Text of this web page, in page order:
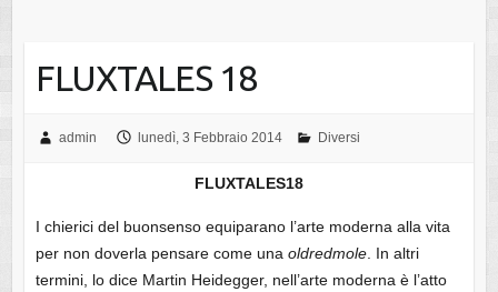
FLUXTALES 18
admin lunedì, 3 Febbraio 2014 Diversi
FLUXTALES18
I chierici del buonsenso equiparano l’arte moderna alla vita
per non doverla pensare come una oldredmole. In altri
termini, lo dice Martin Heidegger, nell’arte moderna è l’atto